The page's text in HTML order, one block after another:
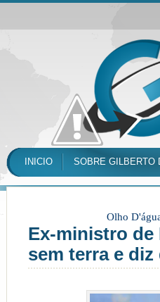
INICIO SOBRE GILBERTO
Olho
Ex-ministro de
sem terra e